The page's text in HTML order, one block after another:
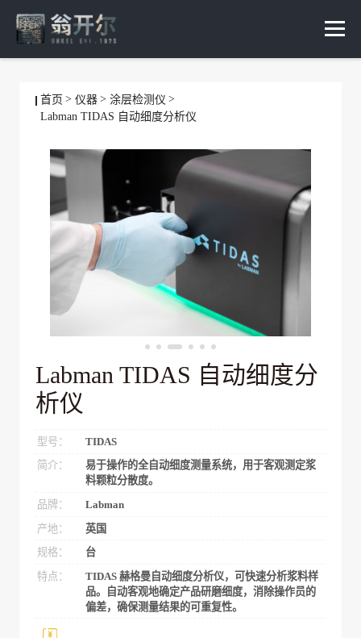
首页 仪器
涂层检测仪
Labman TIDAS 自动细度分析仪
Labman TIDAS 自动细度分
析仪
型号：
TIDAS
简介：
易于操作的全自动细度测量系统，用于客观测定浆
料颗粒分散度。
品牌：
Labman
产地：
英国
规格：
台
特点：
TIDAS 赫格曼自动细度分析仪，可快速分析浆料样
品。自动客观地确定产品研磨细度，消除操作员的
偏差，确保测量结果的可重复性。